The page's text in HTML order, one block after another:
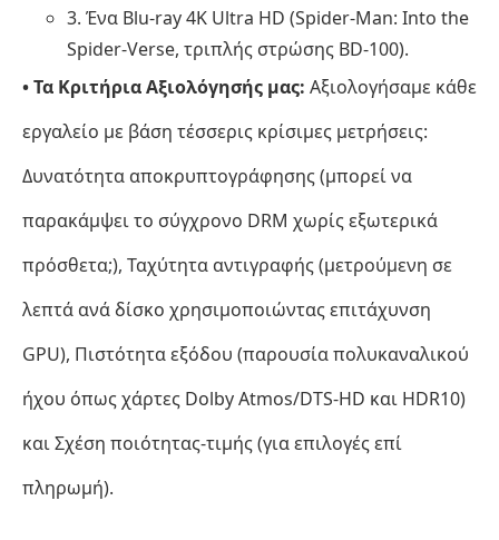
3. Ένα Blu-ray 4K Ultra HD (Spider-Man: Into the
Spider-Verse, τριπλής στρώσης BD-100).
• Τα Κριτήρια Αξιολόγησής μας: Αξιολογήσαμε κάθε
εργαλείο με βάση τέσσερις κρίσιμες μετρήσεις:
Δυνατότητα αποκρυπτογράφησης (μπορεί να
παρακάμψει το σύγχρονο DRM χωρίς εξωτερικά
πρόσθετα;), Ταχύτητα αντιγραφής (μετρούμενη σε
λεπτά ανά δίσκο χρησιμοποιώντας επιτάχυνση
GPU), Πιστότητα εξόδου (παρουσία πολυκαναλικού
ήχου όπως χάρτες Dolby Atmos/DTS-HD και HDR10)
και Σχέση ποιότητας-τιμής (για επιλογές επί
πληρωμή).